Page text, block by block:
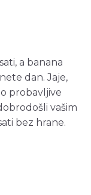
a banana
dan. Jaje,
probavljive
vašim
bez hrane.